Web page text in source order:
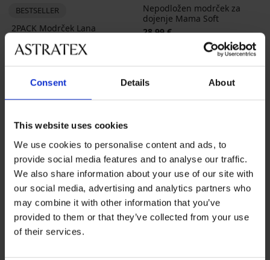
Consent Details About
This website uses cookies
We use cookies to personalise content and ads, to
provide social media features and to analyse our traffic.
We also share information about your use of our site with
our social media, advertising and analytics partners who
may combine it with other information that you’ve
provided to them or that they’ve collected from your use
of their services.
BESTSELLER
2PACK Modrček Lana
42,99 €
Nepodložen modrček za
dojenje Mama Soft
28,99 €
BRA20
-20 % BRA20 -20 % BRA20